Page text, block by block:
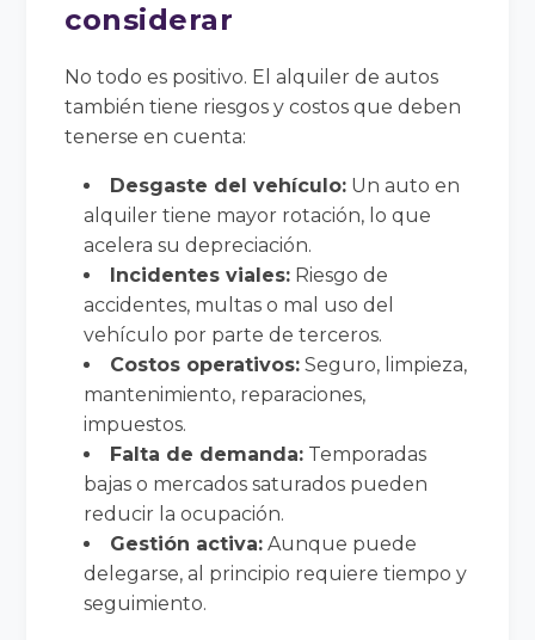
considerar
No todo es positivo. El alquiler de autos
también tiene riesgos y costos que deben
tenerse en cuenta:
Desgaste del vehículo: Un auto en
alquiler tiene mayor rotación, lo que
acelera su depreciación.
Incidentes viales: Riesgo de
accidentes, multas o mal uso del
vehículo por parte de terceros.
Costos operativos: Seguro, limpieza,
mantenimiento, reparaciones,
impuestos.
Falta de demanda: Temporadas
bajas o mercados saturados pueden
reducir la ocupación.
Gestión activa: Aunque puede
delegarse, al principio requiere tiempo y
seguimiento.